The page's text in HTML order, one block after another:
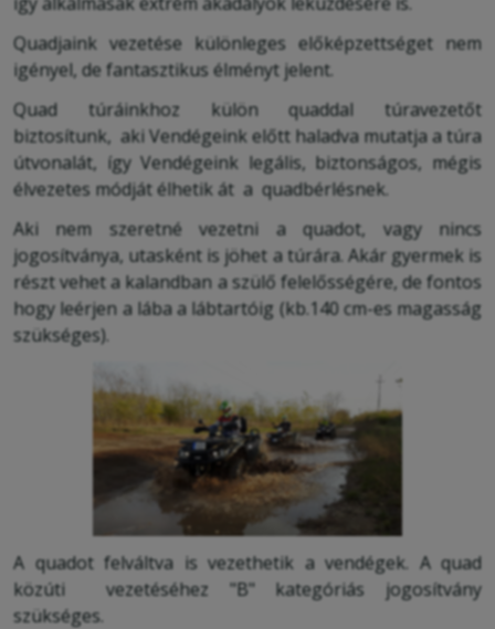
Quadjaink vezetése különleges előképzettséget nem
igényel, de fantasztikus élményt jelent.
Quad túráinkhoz külön quaddal túravezetőt
biztosítunk, aki Vendégeink előtt haladva mutatja a túra
útvonalát, így Vendégeink legális, biztonságos, mégis
élvezetes módját élhetik át a quadbérlésnek.
Aki nem szeretné vezetni a quadot, vagy nincs
jogosítványa, utasként is jöhet a túrára. Akár gyermek is
részt vehet a kalandban a szülő felelősségére, de fontos
hogy leérjen a lába a lábtartóig (kb.140 cm-es magasság
szükséges).
A quadot felváltva is vezethetik a vendégek. A quad
közúti vezetéséhez "B" kategóriás jogosítvány
szükséges.